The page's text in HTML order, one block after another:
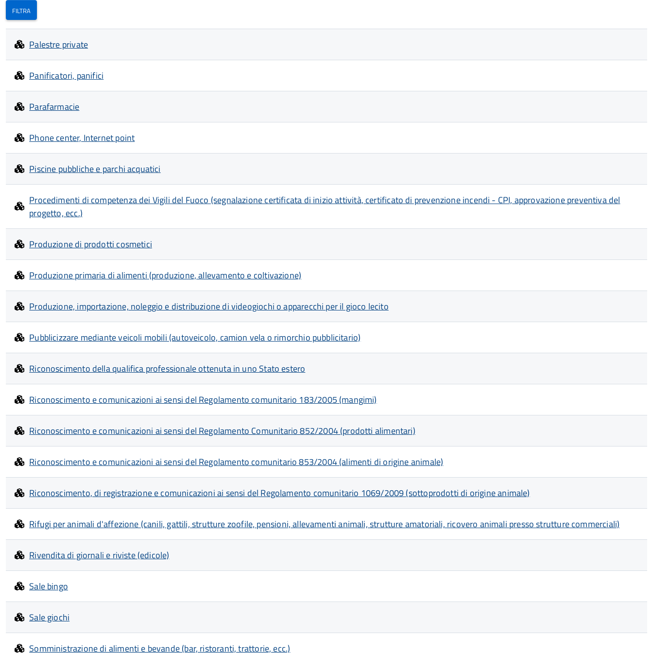
Palestre private
Panificatori, panifici
Parafarmacie
Phone center, Internet point
Piscine pubbliche e parchi acquatici
Procedimenti di competenza dei Vigili del Fuoco (segnalazione certificata di inizio attività, certificato di prevenzione incendi - CPI, approvazione preventiva del
progetto, ecc.)
Produzione di prodotti cosmetici
Produzione primaria di alimenti (produzione, allevamento e coltivazione)
Produzione, importazione, noleggio e distribuzione di videogiochi o apparecchi per il gioco lecito
Pubblicizzare mediante veicoli mobili (autoveicolo, camion vela o rimorchio pubblicitario)
Riconoscimento della qualifica professionale ottenuta in uno Stato estero
Riconoscimento e comunicazioni ai sensi del Regolamento comunitario 183/2005 (mangimi)
Riconoscimento e comunicazioni ai sensi del Regolamento Comunitario 852/2004 (prodotti alimentari)
Riconoscimento e comunicazioni ai sensi del Regolamento comunitario 853/2004 (alimenti di origine animale)
Riconoscimento, di registrazione e comunicazioni ai sensi del Regolamento comunitario 1069/2009 (sottoprodotti di origine animale)
Rifugi per animali d'affezione (canili, gattili, strutture zoofile, pensioni, allevamenti animali, strutture amatoriali, ricovero animali presso strutture commerciali)
Rivendita di giornali e riviste (edicole)
Sale bingo
Sale giochi
Somministrazione di alimenti e bevande (bar, ristoranti, trattorie, ecc.)